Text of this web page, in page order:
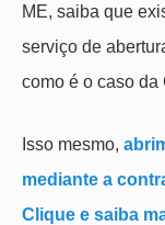
ME, saiba que
serviço de
como é o caso da
Isso mesmo,
mediante a
Clique e saiba